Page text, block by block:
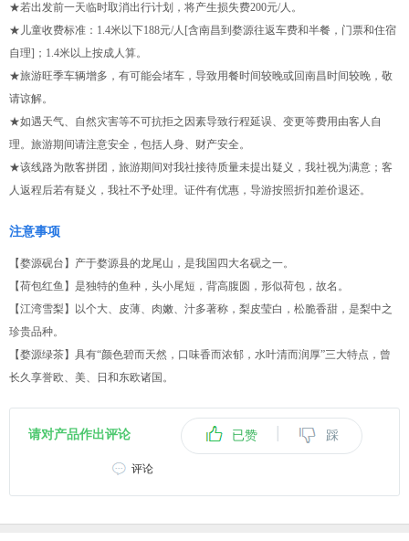
★若出发前一天临时取消出行计划，将产生损失费200元/人。
★儿童收费标准：1.4米以下188元/人[含南昌到婺源往返车费和半餐，门票和住宿
自理]；1.4米以上按成人算。
★旅游旺季车辆增多，有可能会堵车，导致用餐时间较晚或回南昌时间较晚，敬
请谅解。
★如遇天气、自然灾害等不可抗拒之因素导致行程延误、变更等费用由客人自
理。旅游期间请注意安全，包括人身、财产安全。
★该线路为散客拼团，旅游期间对我社接待质量未提出疑义，我社视为满意；客
人返程后若有疑义，我社不予处理。证件有优惠，导游按照折扣差价退还。
注意事项
【婺源砚台】产于婺源县的龙尾山，是我国四大名砚之一。
【荷包红鱼】是独特的鱼种，头小尾短，背高腹圆，形似荷包，故名。
【江湾雪梨】以个大、皮薄、肉嫩、汁多著称，梨皮莹白，松脆香甜，是梨中之
珍贵品种。
【婺源绿茶】具有“颜色碧而天然，口味香而浓郁，水叶清而润厚”三大特点，曾
长久享誉欧、美、日和东欧诸国。
请对产品作出评论 已赞 踩
评论